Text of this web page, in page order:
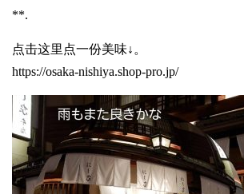
**.
点击这里点一份美味↓。
https://osaka-nishiya.shop-pro.jp/